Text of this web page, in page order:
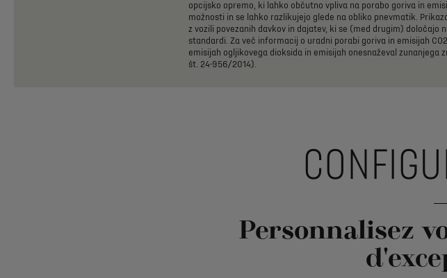
opcijsko opremo, ki lahko občutno vpliva na porabo goriva in
možnosti in se lahko razlikujejo glede na obliko pnevmatik.
z vozili povezanih davkov in dajatev, ki se (med drugim) določajo
standardi. Za več informacij o uradni porabi goriva in emisijah CO2
emisijah ogljikovega dioksida in emisijah onesnaževal zunanjega
št. 24-956/2014).
Personnalisez